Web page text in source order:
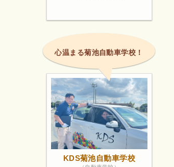
心温まる菊池自動車学校！
KDS菊池自動車学校